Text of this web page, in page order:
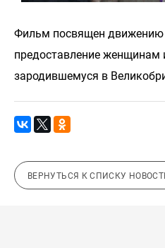
Фильм посвящен движению
предоставление женщинам
зародившемуся в
ВЕРНУТЬСЯ К СПИСКУ